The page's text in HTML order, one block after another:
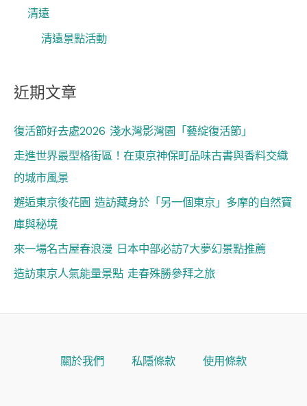
清遠
清遠景點活動
近期文章
復活節好去處2026 淺水灣影灣園「藝綻復活節」
走進世界最型格街區！在東京神保町品味古書與香料交織
的城市風景
邂逅東京後花園 造訪藏身於「另一個東京」多摩的自然寶
庫與秘境
來一場名古屋春浪漫 日本中部必訪7大夢幻景點推薦
造訪東京人氣能量景點 走春殊勝參拜之旅
關於我們 私隱條款 使用條款